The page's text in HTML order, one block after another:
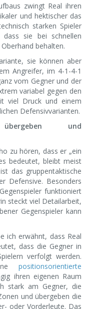
zwingt Real ihren
und hektischer das
starken Spieler
sie bei schnellen
behalten.
sie können aber
Angreifer, im 4-1-4-1
vom Gegner und der
variabel gegen den
viel Druck und einem
Defensivvarianten.
und
zu hören, dass er „ein
bedeutet, bleibt meist
das gruppentaktische
Defensive. Besonders
funktioniert
steckt viel Detailarbeit,
Gegenspieler kann
ich erwähnt, dass Real
dass die Gegner in
verfolgt werden.
positionsorientierte
ihren eigenen Raum
stark am Gegner, die
und übergeben die
oder Vorderleute. Das